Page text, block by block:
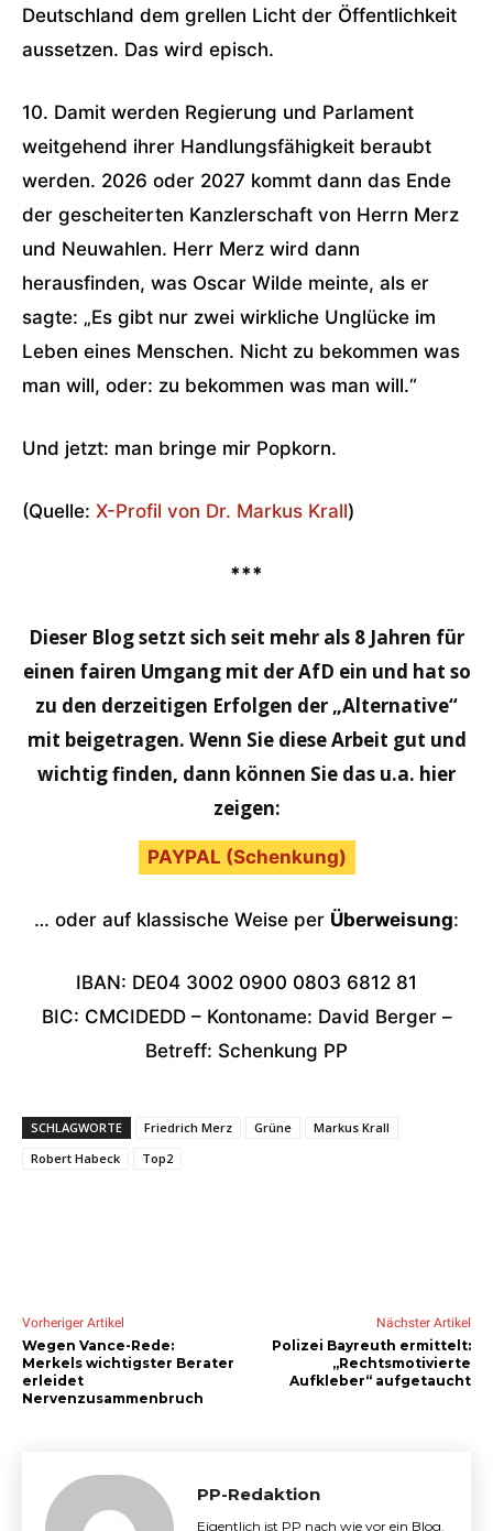
Deutschland dem grellen Licht der Öffentlichkeit
aussetzen. Das wird episch.
10. Damit werden Regierung und Parlament
weitgehend ihrer Handlungsfähigkeit beraubt
werden. 2026 oder 2027 kommt dann das Ende
der gescheiterten Kanzlerschaft von Herrn Merz
und Neuwahlen. Herr Merz wird dann
herausfinden, was Oscar Wilde meinte, als er
sagte: „Es gibt nur zwei wirkliche Unglücke im
Leben eines Menschen. Nicht zu bekommen was
man will, oder: zu bekommen was man will.“
Und jetzt: man bringe mir Popkorn.
(Quelle: X-Profil von Dr. Markus Krall)
***
Dieser Blog setzt sich seit mehr als 8 Jahren für
einen fairen Umgang mit der AfD ein und hat so
zu den derzeitigen Erfolgen der „Alternative“
mit beigetragen. Wenn Sie diese Arbeit gut und
wichtig finden, dann können Sie das u.a. hier
zeigen:
PAYPAL (Schenkung)
… oder auf klassische Weise per Überweisung:
IBAN: DE04 3002 0900 0803 6812 81
BIC: CMCIDEDD – Kontoname: David Berger –
Betreff: Schenkung PP
SCHLAGWORTE Friedrich Merz Grüne
Markus Krall
Robert Habeck
Top2
Vorheriger Artikel
Wegen Vance-Rede:
Merkels wichtigster Berater
erleidet
Nervenzusammenbruch
Nächster Artikel
Polizei Bayreuth ermittelt:
„Rechtsmotivierte
Aufkleber“ aufgetaucht
PP-Redaktion
Eigentlich ist PP nach wie vor ein Blog.